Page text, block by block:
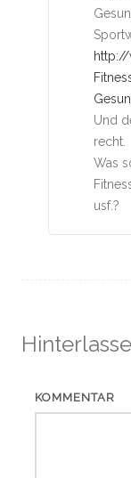
http://
Und
recht.
Was
usf.?
KOMMENTAR